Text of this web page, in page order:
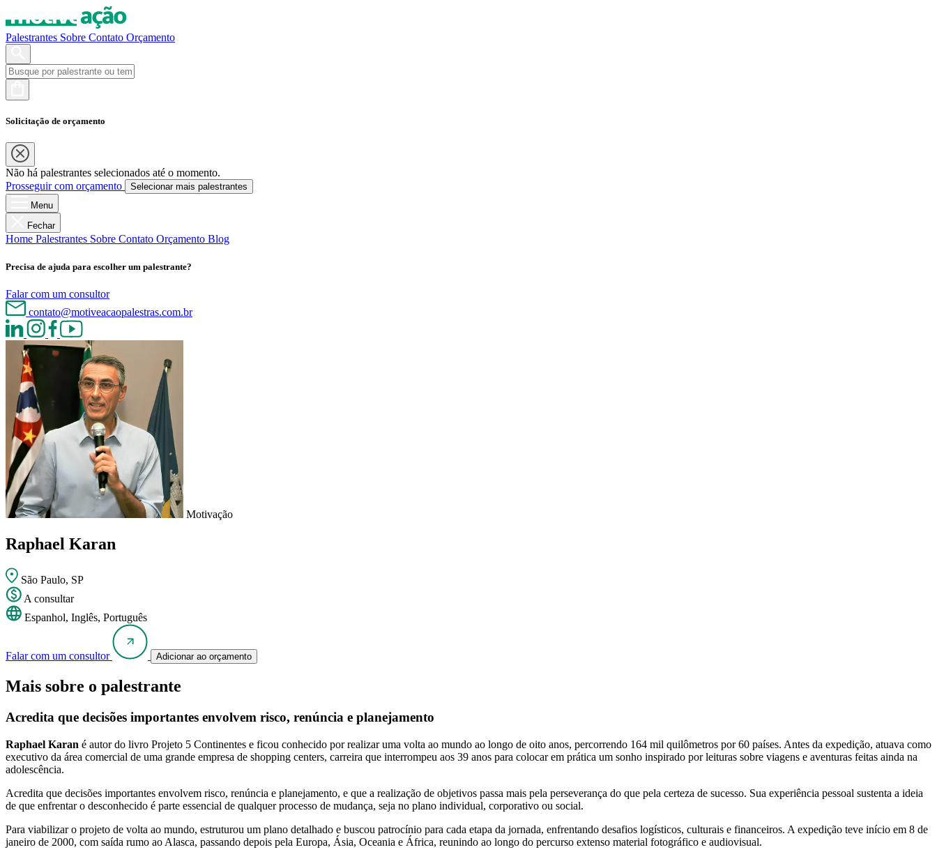
Palestrantes Sobre Contato Orçamento
Solicitação de orçamento
Não há palestrantes selecionados até o momento.
Prosseguir com orçamento
Selecionar mais palestrantes
Menu
Fechar
Home Palestrantes Sobre Contato Orçamento Blog
Precisa de ajuda para escolher um palestrante?
Falar com um consultor
contato@motiveacaopalestras.com.br
Motivação
Raphael Karan
São Paulo, SP
A consultar
Espanhol, Inglês, Português
Falar com um consultor Adicionar ao orçamento
Mais sobre o palestrante
Acredita que decisões importantes envolvem risco, renúncia e planejamento
Raphael Karan é autor do livro Projeto 5 Continentes e ficou conhecido por realizar uma volta ao mundo ao longo de oito anos, percorrendo 164 mil quilômetros por 60 países. Antes da expedição, atuava como
executivo da área comercial de uma grande empresa de shopping centers, carreira que interrompeu aos 39 anos para colocar em prática um sonho inspirado por leituras sobre viagens e aventuras feitas ainda na
adolescência.
Acredita que decisões importantes envolvem risco, renúncia e planejamento, e que a realização de objetivos passa mais pela perseverança do que pela certeza de sucesso. Sua experiência pessoal sustenta a ideia
de que enfrentar o desconhecido é parte essencial de qualquer processo de mudança, seja no plano individual, corporativo ou social.
Para viabilizar o projeto de volta ao mundo, estruturou um plano detalhado e buscou patrocínio para cada etapa da jornada, enfrentando desafios logísticos, culturais e financeiros. A expedição teve início em 8 de
janeiro de 2000, com saída rumo ao Alasca, passando depois pela Europa, Ásia, Oceania e África, reunindo ao longo do percurso extenso material fotográfico e audiovisual.